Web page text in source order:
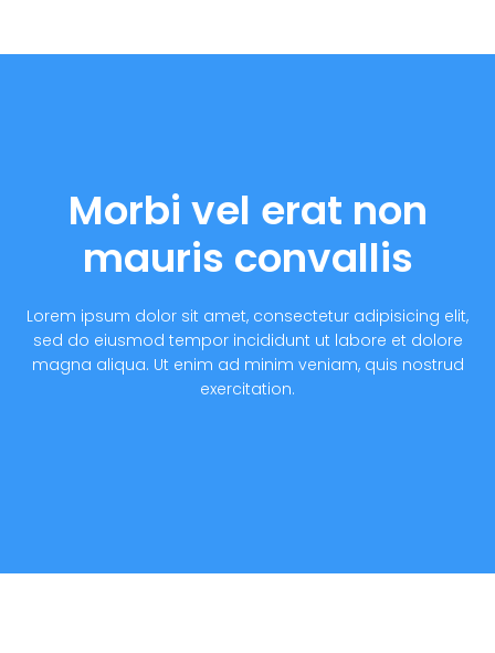
Morbi vel erat non
mauris convallis
Lorem ipsum dolor sit amet, consectetur adipisicing elit,
sed do eiusmod tempor incididunt ut labore et dolore
magna aliqua. Ut enim ad minim veniam, quis nostrud
exercitation.